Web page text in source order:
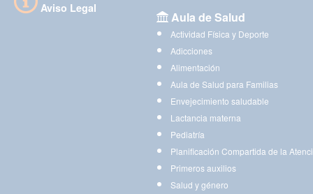
Aviso Legal
Aula de Salud
Actividad Física y Deporte
Adicciones
Alimentación
Aula de Salud para Familias
Envejecimiento saludable
Lactancia materna
Pediatría
Planificación Compartida de la
Primeros auxilios
Salud y género